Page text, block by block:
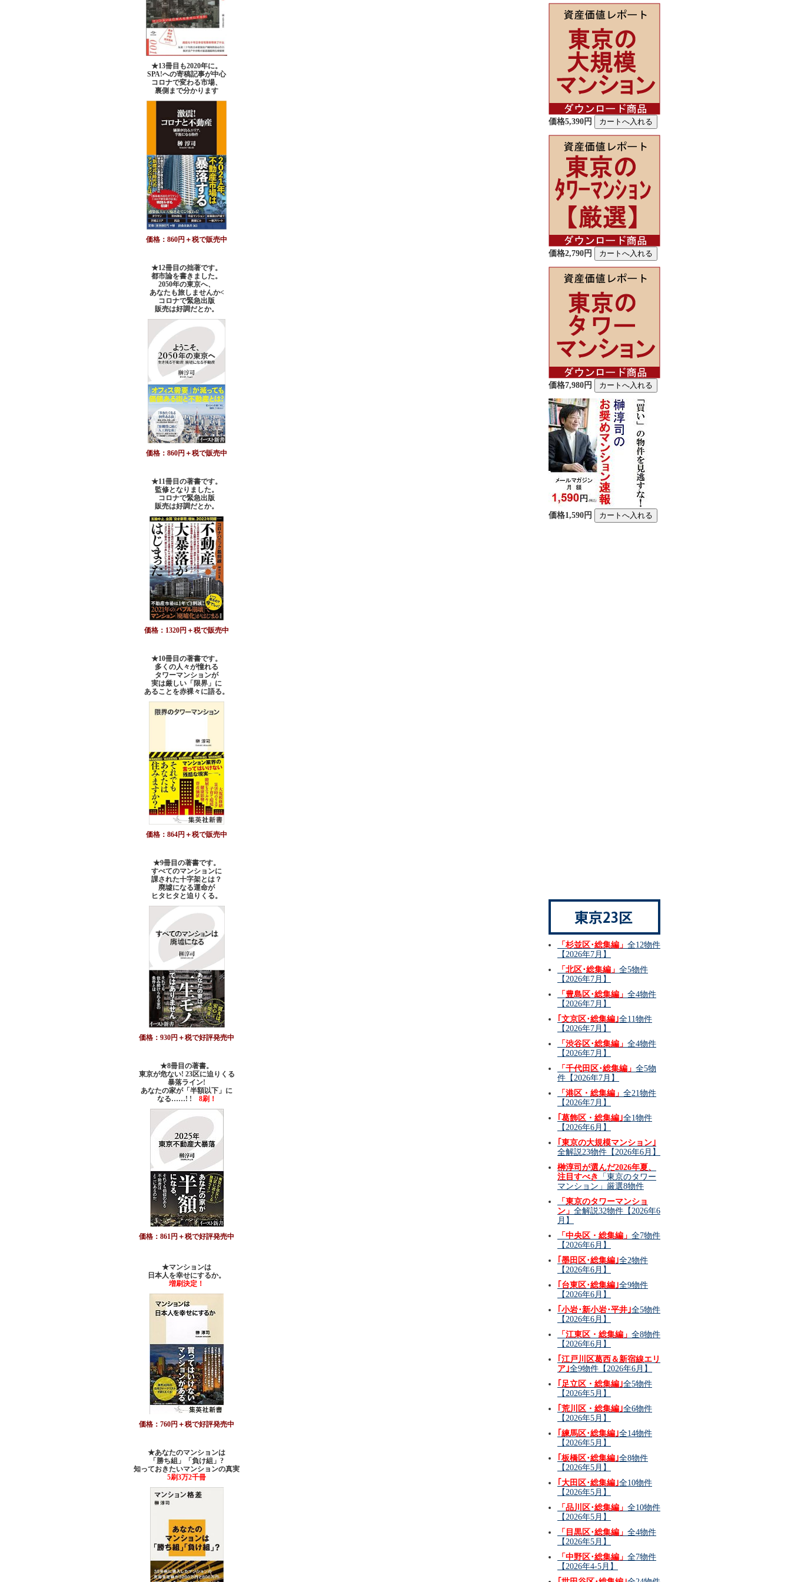
★13冊目も2020年に。
SPA!への寄稿記事が中心
コロナで変わる市場、
裏側まで分かります
価格：860円＋税で販売中
★12冊目の拙著です。
都市論を書きました。
2050年の東京へ、
あなたも旅しませんか<
コロナで緊急出版
販売は好調だとか。
価格：860円＋税で販売中
★11冊目の著書です。
監修となりました。
コロナで緊急出版
販売は好調だとか。
価格：1320円＋税で販売中
★10冊目の著書です。
多くの人々が憧れる
タワーマンションが
実は厳しい「限界」に
あることを赤裸々に語る。
価格：864円＋税で販売中
★9冊目の著書です。
すべてのマンションに
課された十字架とは？
廃墟になる運命が
ヒタヒタと迫りくる。
価格：930円＋税で好評発売中
★8冊目の著書。
東京が危ない! 23区に迫りくる
暴落ライン!
あなたの家が「半額以下」に
なる……! ! 8刷！
価格：861円＋税で好評発売中
★マンションは
日本人を幸せにするか。
増刷決定！
価格：760円＋税で好評発売中
★あなたのマンションは
「勝ち組」「負け組」?
知っておきたいマンションの真実
5刷3万2千冊
価格5,390円
価格2,790円
価格7,980円
価格1,590円
「杉並区･総集編」 全12物件
【2026年7月】
「北区･総集編」 全5物件
【2026年7月】
「豊島区･総集編」 全4物件
【2026年7月】
｢文京区･総集編｣全11物件
【2026年7月】
「渋谷区･総集編」 全4物件
【2026年7月】
「千代田区･総集編」 全5物
件【2026年7月】
「港区・総集編」 全21物件
【2026年7月】
｢葛飾区・総集編｣全1物件
【2026年6月】
｢東京の大規模マンション｣
全解説23物件【2026年6月】
榊淳司が選んだ2026年夏、
注目すべき
「東京のタワー
マンション」厳選8物件
「東京のタワーマンショ
ン」 全解説32物件【2026年6
月】
「中央区・総集編」 全7物件
【2026年6月】
｢墨田区･総集編｣全2物件
【2026年6月】
｢台東区･総集編｣全9物件
【2026年6月】
｢小岩･新小岩･平井｣全5物件
【2026年6月】
「江東区・総集編」 全8物件
【2026年6月】
｢江戸川区葛西＆新宿線エリ
ア｣全9物件【2026年6月】
｢足立区・総集編｣全5物件
【2026年5月】
｢荒川区・総集編｣全6物件
【2026年5月】
｢練馬区･総集編｣全14物件
【2026年5月】
｢板橋区･総集編｣全8物件
【2026年5月】
｢大田区･総集編｣全10物件
【2026年5月】
「品川区･総集編」 全10物件
【2026年5月】
「目黒区･総集編」 全4物件
【2026年5月】
「中野区･総集編」 全7物件
【2026年4-5月】